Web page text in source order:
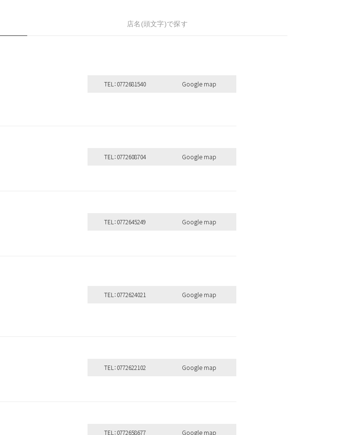
店名(頭文字)で探す
TEL：0772681540 Google map
TEL：0772608704 Google map
TEL：0772645249 Google map
TEL：0772624021 Google map
TEL：0772622102 Google map
TEL：0772658677 Google map